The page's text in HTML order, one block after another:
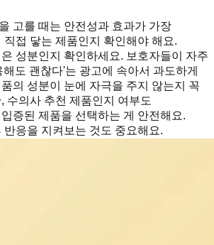
고를 때는 안전성과 효과가 가장
직접 닿는 제품인지 확인해야 해요.
성분인지 확인하세요. 보호자들이 자주
도 괜찮다'는 광고에 속아서 과도하게
의 성분이 눈에 자극을 주지 않는지 꼭
수의사 추천 제품인지 여부도
증된 제품을 선택하는 게 안전해요.
반응을 지켜보는 것도 중요해요.